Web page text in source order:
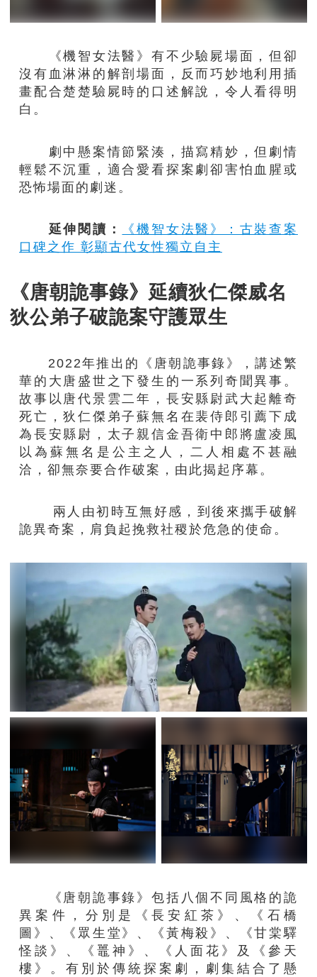
《機智女法醫》有不少驗屍場面，但卻
沒有血淋淋的解剖場面，反而巧妙地利用插
畫配合楚楚驗屍時的口述解說，令人看得明
白。
劇中懸案情節緊湊，描寫精妙，但劇情
輕鬆不沉重，適合愛看探案劇卻害怕血腥或
恐怖場面的劇迷。
延伸閱讀：
《機智女法醫》：古裝查案
口碑之作 彰顯古代女性獨立自主
《唐朝詭事錄》延續狄仁傑威名
狄公弟子破詭案守護眾生
2022年推出的《唐朝詭事錄》，講述繁
華的大唐盛世之下發生的一系列奇聞異事。
故事以唐代景雲二年，長安縣尉武大起離奇
死亡，狄仁傑弟子蘇無名在裴侍郎引薦下成
為長安縣尉，太子親信金吾衛中郎將盧凌風
以為蘇無名是公主之人，二人相處不甚融
洽，卻無奈要合作破案，由此揭起序幕。
兩人由初時互無好感，到後來攜手破解
詭異奇案，肩負起挽救社稷於危急的使命。
《唐朝詭事錄》包括八個不同風格的詭
異案件，分別是《長安紅茶》、《石橋
圖》、《眾生堂》、《黃梅殺》、《甘棠驛
怪談》、《鼉神》、《人面花》及《參天
樓》。有別於傳統探案劇，劇集結合了懸